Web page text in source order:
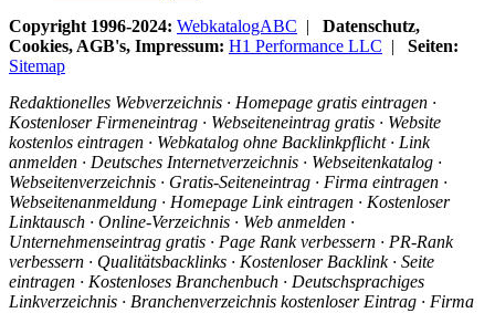
Copyright 1996-2024: WebkatalogABC | Datenschutz,
Cookies, AGB's, Impressum: H1 Performance LLC | Seiten:
Sitemap
Redaktionelles Webverzeichnis · Homepage gratis eintragen ·
Kostenloser Firmeneintrag · Webseiteneintrag gratis · Website
kostenlos eintragen · Webkatalog ohne Backlinkpflicht · Link
anmelden · Deutsches Internetverzeichnis · Webseitenkatalog ·
Webseitenverzeichnis · Gratis-Seiteneintrag · Firma eintragen ·
Webseitenanmeldung · Homepage Link eintragen · Kostenloser
Linktausch · Online-Verzeichnis · Web anmelden ·
Unternehmenseintrag gratis · Page Rank verbessern · PR-Rank
verbessern · Qualitätsbacklinks · Kostenloser Backlink · Seite
eintragen · Kostenloses Branchenbuch · Deutschsprachiges
Linkverzeichnis · Branchenverzeichnis kostenloser Eintrag · Firma